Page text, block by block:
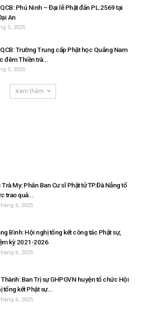
Phú Ninh – Đại lễ Phật đản PL.2569 tại
An
5, 2025
Trường Trung cấp Phật học Quảng Nam
đêm Thiền trà...
5, 2025
Xem thêm
Trà My: Phân Ban Cư sĩ Phật tử TP.Đà Nẵng tổ
trao quà...
6, 2025
Bình: Hội nghị tổng kết công tác Phật sự,
kỳ 2021-2026
6, 2025
Ban Trị sự GHPGVN huyện tổ chức Hội
tổng kết Phật sự...
6, 2025